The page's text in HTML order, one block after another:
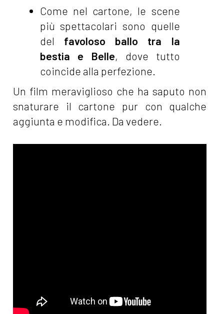
Come nel cartone, le scene
più spettacolari sono quelle
del favoloso ballo tra la
bestia e Belle, dove tutto
coincide alla perfezione.
Un film meraviglioso che ha saputo non
snaturare il cartone pur con qualche
aggiunta e modifica. Da vedere.